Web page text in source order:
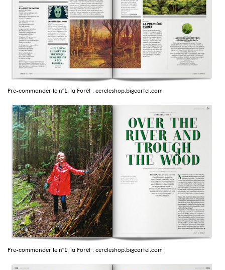
Pré-commander le n°1: la Forêt : cercleshop.bigcartel.com
Pré-commander le n°1: la Forêt : cercleshop.bigcartel.com